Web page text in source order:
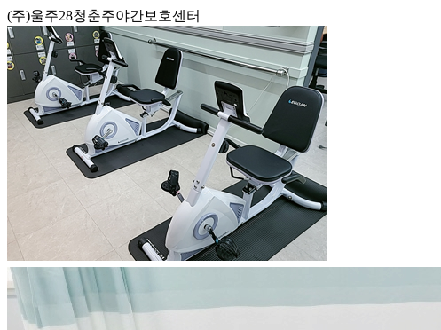
(주)울주28청춘주야간보호센터